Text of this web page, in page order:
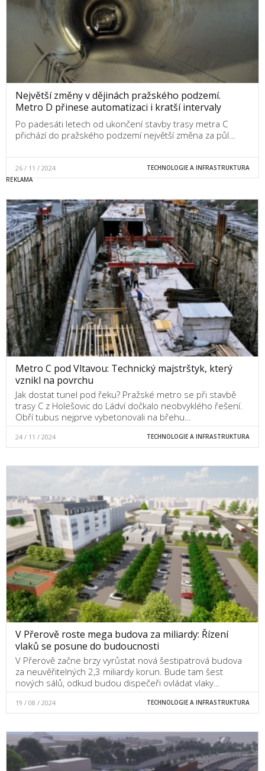
Největší změny v dějinách pražského podzemí.
Metro D přinese automatizaci i kratší intervaly
Po padesáti letech od ukončení stavby trasy metra C
přichází do pražského podzemí největší změna za půl…
26 / 11 / 2024 TECHNOLOGIE A INFRASTRUKTURA
Metro C pod Vltavou: Technický majstrštyk, který
vznikl na povrchu
Jak dostat tunel pod řeku? Pražské metro se při stavbě
trasy C z Holešovic do Ládví dočkalo neobvyklého řešení.
Obří tubus nejprve vybetonovali na břehu…
24 / 11 / 2024 TECHNOLOGIE A INFRASTRUKTURA
V Přerově roste mega budova za miliardy: Řízení
vlaků se posune do budoucnosti
V Přerově začne brzy vyrůstat nová šestipatrová budova
za neuvěřitelných 2,3 miliardy korun. Bude tam šest
nových sálů, odkud budou dispečeři ovládat vlaky…
19 / 08 / 2024 TECHNOLOGIE A INFRASTRUKTURA